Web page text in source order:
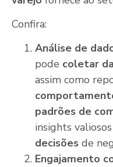
Confira:
Análise de
pode coletar
assim como
padrões de
insights
decisões de
Engajamento